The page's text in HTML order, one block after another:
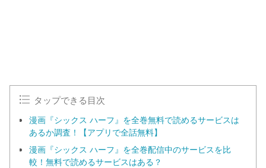
タップできる目次
漫画『シックス ハーフ』を全巻無料で読めるサービスは
あるか調査！【アプリで全話無料】
漫画『シックス ハーフ』を全巻配信中のサービスを比
較！無料で読めるサービスはある？